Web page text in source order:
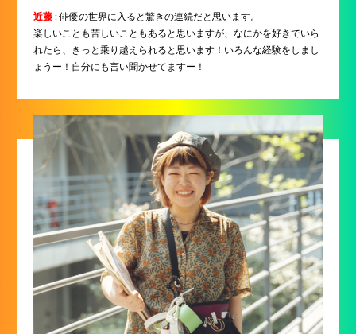
近藤 : 俳優の世界に入ると驚きの連続だと思います。
楽しいことも苦しいこともあると思いますが、なにかを好きでいら
れたら、きっと乗り越えられると思います！いろんな経験をしまし
ょうー！自分にも言い聞かせてますー！